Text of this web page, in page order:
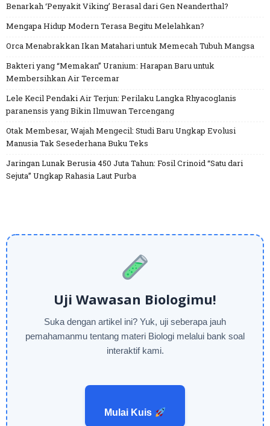
Benarkah ‘Penyakit Viking’ Berasal dari Gen Neanderthal?
Mengapa Hidup Modern Terasa Begitu Melelahkan?
Orca Menabrakkan Ikan Matahari untuk Memecah Tubuh Mangsa
Bakteri yang “Memakan” Uranium: Harapan Baru untuk
Membersihkan Air Tercemar
Lele Kecil Pendaki Air Terjun: Perilaku Langka Rhyacoglanis
paranensis yang Bikin Ilmuwan Tercengang
Otak Membesar, Wajah Mengecil: Studi Baru Ungkap Evolusi
Manusia Tak Sesederhana Buku Teks
Jaringan Lunak Berusia 450 Juta Tahun: Fosil Crinoid “Satu dari
Sejuta” Ungkap Rahasia Laut Purba
Uji Wawasan Biologimu!
Suka dengan artikel ini? Yuk, uji seberapa jauh
pemahamanmu tentang materi Biologi melalui bank soal
interaktif kami.
Mulai Kuis